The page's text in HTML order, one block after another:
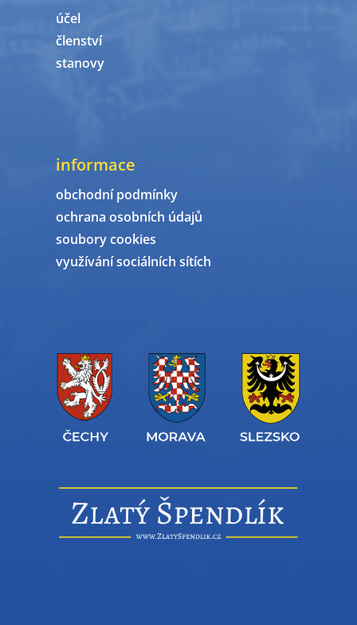
účel
členství
stanovy
informace
obchodní podmínky
ochrana osobních údajů
soubory cookies
využívání sociálních sítích